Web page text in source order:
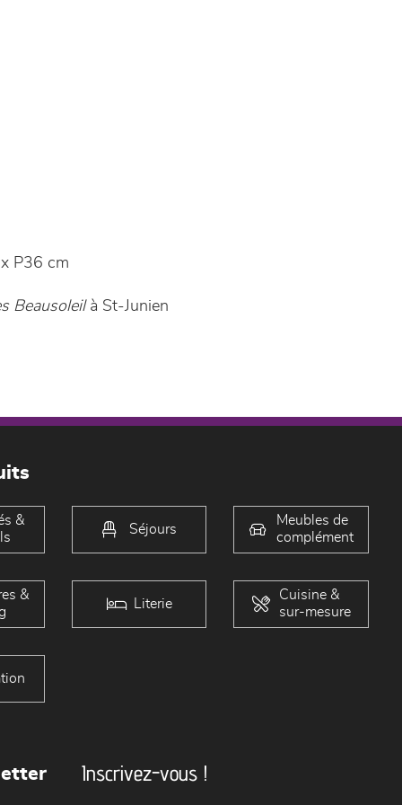
P36 cm
Beausoleilà St-Junien
&
Séjours
Meubles de
complément
&
Literie
Cuisine &
sur-mesure
Inscrivez-vous !